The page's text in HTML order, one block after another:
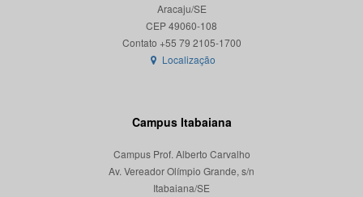
Aracaju/SE
CEP 49060-108
Localização
Campus Itabaiana
Campus Prof. Alberto Carvalho
Av. Vereador Olímpio Grande, s/n
Itabaiana/SE